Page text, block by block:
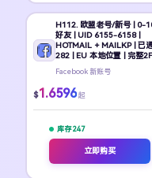
H112. 欧盟老号/新号 | 0-
好友 | UID 6155-6158 |
HOTMAIL + MAILKP | 已
282 | EU 本地位置 | 完整
Facebook 新账号
$1.6596 起
库存 247
立即购买